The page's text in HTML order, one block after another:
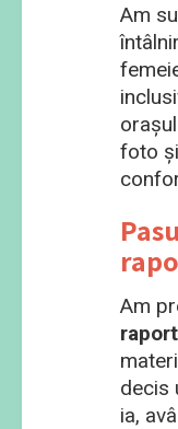
Am
foto
Am
decis
ia,